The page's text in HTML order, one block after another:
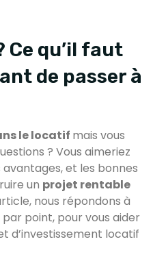
Ce qu’il faut
de passer à
le locatif mais vous
? Vous aimeriez
et les bonnes
un projet rentable
nous répondons à
point, pour vous aider
d’investissement locatif